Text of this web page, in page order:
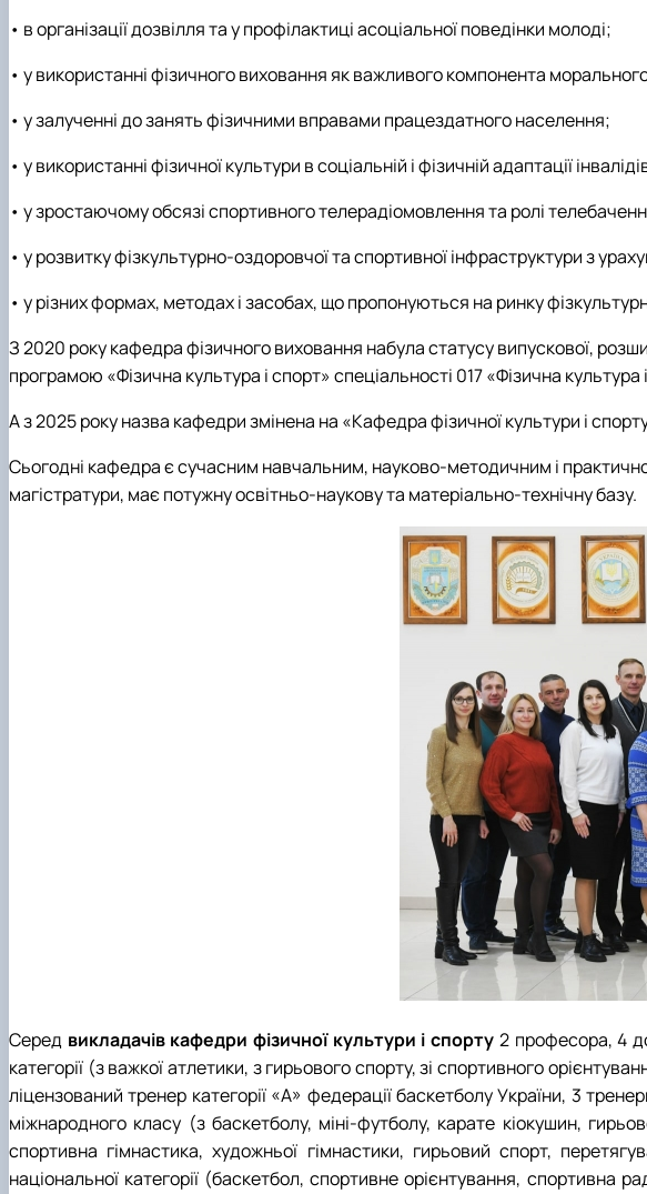
• в організації дозвілля та у профілактиці асоціальної поведінки молоді;
• у використанні фізичного виховання як важливого компонента
• у залученні до занять фізичними вправами працездатного населення;
• у використанні фізичної культури в соціальній і фізичній адаптації
• у зростаючому обсязі спортивного телерадіомовлення та ролі
• у розвитку фізкультурно-оздоровчої та спортивної інфраструктури з
• у різних формах, методах і засобах, що пропонуються на ринку
З 2020 року кафедра фізичного виховання набула статусу випускової,
програмою «Фізична культура і спорт» спеціальності 017 «Фізична культура
А з 2025 року назва кафедри змінена на «Кафедра фізичної культури і
Сьогодні кафедра є сучасним навчальним, науково-методичним і
магістратури, має потужну освітньо-наукову та матеріально-технічну базу.
Серед викладачів кафедри фізичної культури і спорту 2 професора, 4
категорії (з важкої атлетики, з гирьового спорту, зі спортивного
ліцензований тренер категорії «А» федерації баскетболу України, 3
міжнародного класу (з баскетболу, міні-футболу, карате кіокушин,
спортивна гімнастика, художньої гімнастики, гирьовий спорт,
національної категорії (баскетбол, спортивне орієнтування, спортивна